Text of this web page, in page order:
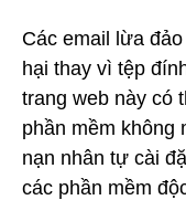
Các email lừa
hại thay vì tệp
trang web này có
phần mềm không
nạn nhân tự cài
các phần mềm